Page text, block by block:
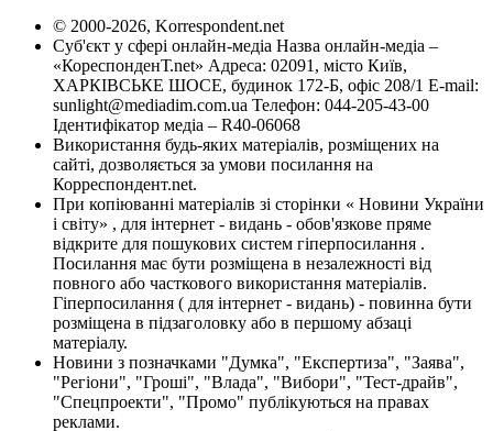
© 2000-2026, Korrespondent.net
Суб'єкт у сфері онлайн-медіа Назва онлайн-медіа –
«КореспонденТ.net» Адреса: 02091, місто Київ,
ХАРКІВСЬКЕ ШОСЕ, будинок 172-Б, офіс 208/1 E-mail:
sunlight@mediadim.com.ua Телефон: 044-205-43-00
Ідентифікатор медіа – R40-06068
Використання будь-яких матеріалів, розміщених на
сайті, дозволяється за умови посилання на
Корреспондент.net.
При копіюванні матеріалів зі сторінки « Новини України
і світу» , для інтернет - видань - обов'язкове пряме
відкрите для пошукових систем гіперпосилання .
Посилання має бути розміщена в незалежності від
повного або часткового використання матеріалів.
Гіперпосилання ( для інтернет - видань) - повинна бути
розміщена в підзаголовку або в першому абзаці
матеріалу.
Новини з позначками "Думка", "Експертиза", "Заява",
"Регіони", "Гроші", "Влада", "Вибори", "Тест-драйв",
"Спецпроекти", "Промо" публікуються на правах
реклами.